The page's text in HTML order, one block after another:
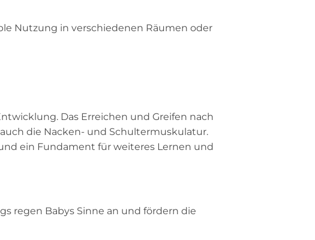
Nutzung in verschiedenen Räumen oder
Das Erreichen und Greifen nach
die Nacken- und Schultermuskulatur.
ein Fundament für weiteres Lernen und
regen Babys Sinne an und fördern die